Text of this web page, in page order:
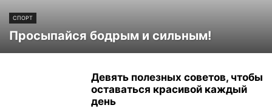
СПОРТ
Просыпайся бодрым и сильным!
Девять полезных советов, чтобы
оставаться красивой каждый
день